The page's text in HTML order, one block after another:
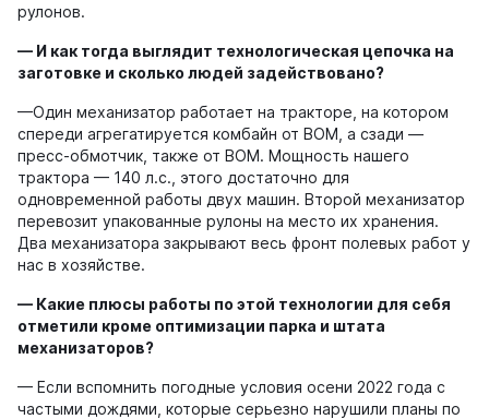
рулонов.
— И как тогда выглядит технологическая цепочка на
заготовке и сколько людей задействовано?
—Один механизатор работает на тракторе, на котором
спереди агрегатируется комбайн от ВОМ, а сзади —
пресс-обмотчик, также от ВОМ. Мощность нашего
трактора — 140 л.с., этого достаточно для
одновременной работы двух машин. Второй механизатор
перевозит упакованные рулоны на место их хранения.
Два механизатора закрывают весь фронт полевых работ у
нас в хозяйстве.
— Какие плюсы работы по этой технологии для себя
отметили кроме оптимизации парка и штата
механизаторов?
— Если вспомнить погодные условия осени 2022 года с
частыми дождями, которые серьезно нарушили планы по